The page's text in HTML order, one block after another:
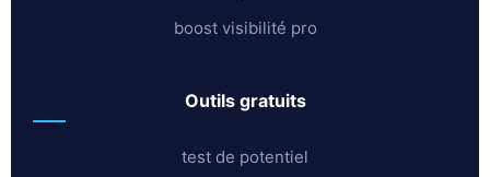
boost visibilité pro
outils gratuits
test de potentiel